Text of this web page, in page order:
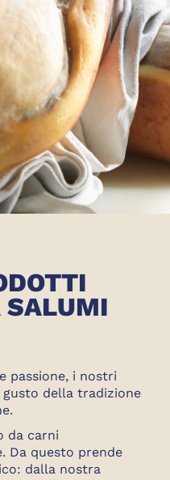
SALUMI
passione, i nostri
della tradizione
da carni
Da questo prende
dalla nostra